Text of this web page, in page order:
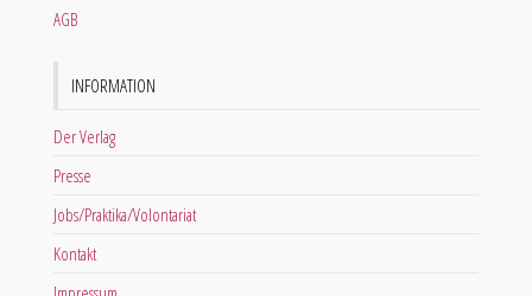
AGB
INFORMATION
Der Verlag
Presse
Jobs/Praktika/Volontariat
Kontakt